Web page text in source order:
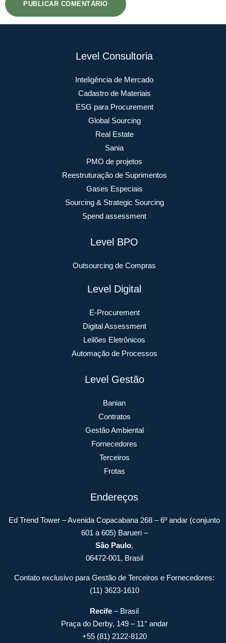
Level Consultoria
Inteligência de Mercado
Cadastro de Materiais
ESG para Procurement
Global Sourcing
Real Estate
Sania
PMO de projetos
Reestruturação de Suprimentos
Gases Especiais
Sourcing & Strategic Sourcing
Spend assessment
Level BPO
Outsourcing de Compras
Level Digital
E-Procurement
Digital Assessment
Leilões Eletrônicos
Automação de Processos
Level Gestão
Banian
Contratos
Gestão Ambiental
Fornecedores
Terceiros
Frotas
Endereços
Ed Trend Tower – Avenida Copacabana 268 – 6º andar (conjunto
601 a 605) Barueri –
São Paulo,
06472-001, Brasil
Contato exclusivo para Gestão de Terceiros e Fornecedores:
(11) 3623-1610
Recife – Brasil
Praça do Derby, 149 – 11° andar
+55 (81) 2122-8120